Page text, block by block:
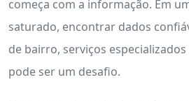
começa com a informação. Em
saturado, encontrar dados
de bairro, serviços
pode ser um desafio.